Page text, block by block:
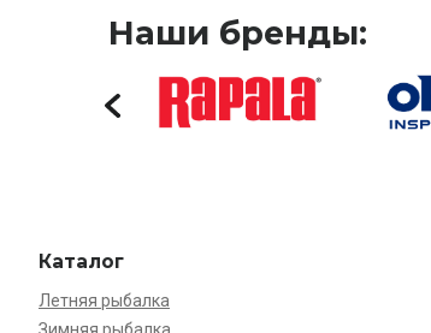
Наши бренды:
Каталог
Летняя рыбалка
Зимняя рыбалка